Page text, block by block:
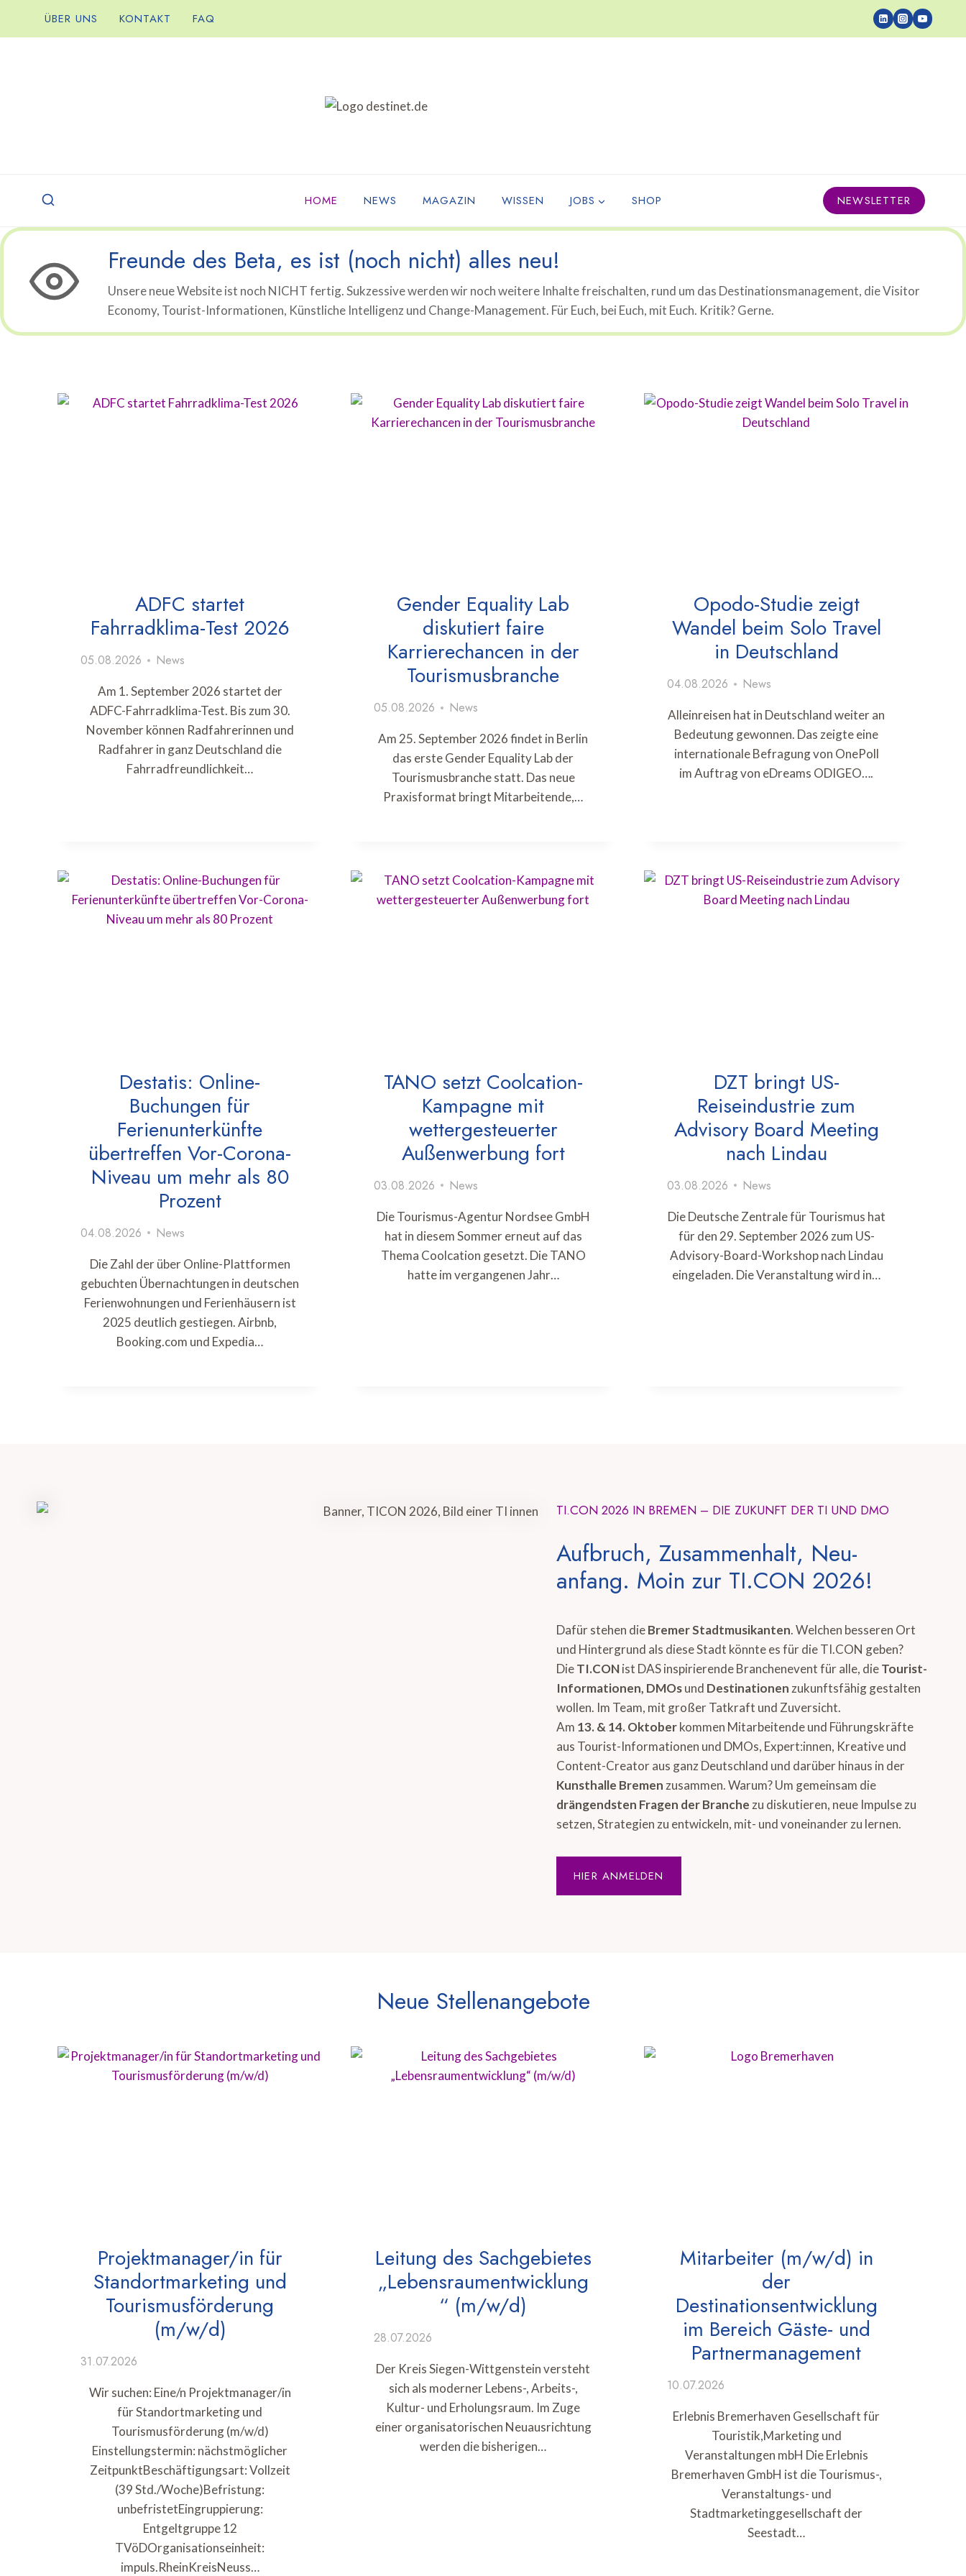
ÜBER UNS KONTAKT FAQ
HOME NEWS MAGAZIN WISSEN JOBS SHOP NEWSLETTER
Freunde des Beta, es ist (noch nicht) alles neu!
Unsere neue Website ist noch NICHT fertig. Sukzessive werden wir noch weitere Inhalte freischalten, rund um das Destinationsmanagement, die Visitor
Economy, Tourist-Informationen, Künstliche Intelligenz und Change-Management. Für Euch, bei Euch, mit Euch. Kritik? Gerne.
ADFC startet
Fahrradklima-Test 2026
05.08.2026 News
Am 1. September 2026 startet der
ADFC-Fahrradklima-Test. Bis zum 30.
November können Radfahrerinnen und
Radfahrer in ganz Deutschland die
Fahrradfreundlichkeit…
Gender Equality Lab
diskutiert faire
Karrierechancen in der
Tourismusbranche
05.08.2026 News
Am 25. September 2026 findet in Berlin
das erste Gender Equality Lab der
Tourismusbranche statt. Das neue
Praxisformat bringt Mitarbeitende,…
Opodo-Studie zeigt
Wandel beim Solo Travel
in Deutschland
04.08.2026 News
Alleinreisen hat in Deutschland weiter an
Bedeutung gewonnen. Das zeigte eine
internationale Befragung von OnePoll
im Auftrag von eDreams ODIGEO….
Destatis: Online-
Buchungen für
Ferienunterkünfte
übertreffen Vor-Corona-
Niveau um mehr als 80
Prozent
04.08.2026 News
Die Zahl der über Online-Plattformen
gebuchten Übernachtungen in deutschen
Ferienwohnungen und Ferienhäusern ist
2025 deutlich gestiegen. Airbnb,
Booking.com und Expedia…
TANO setzt Coolcation-
Kampagne mit
wettergesteuerter
Außenwerbung fort
03.08.2026 News
Die Tourismus-Agentur Nordsee GmbH
hat in diesem Sommer erneut auf das
Thema Coolcation gesetzt. Die TANO
hatte im vergangenen Jahr…
DZT bringt US-
Reiseindustrie zum
Advisory Board Meeting
nach Lindau
03.08.2026 News
Die Deutsche Zentrale für Tourismus hat
für den 29. September 2026 zum US-
Advisory-Board-Workshop nach Lindau
eingeladen. Die Veranstaltung wird in…
TI.CON 2026 IN BREMEN – DIE ZUKUNFT DER TI UND DMO
Aufbruch, Zusammenhalt, Neu-
anfang. Moin zur TI.CON 2026!
Dafür stehen dieBremer Stadtmusikanten. Welchen besseren Ort
und Hintergrund als diese Stadt könnte es für die TI.CON geben?
DieTI.CONist DAS inspirierende Branchenevent für alle, dieTourist-
Informationen, DMOsund Destinationen zukunftsfähig gestalten
wollen. Im Team, mit großer Tatkraft und Zuversicht.
Am 13. & 14. Oktoberkommen Mitarbeitende und Führungskräfte
aus Tourist-Informationen und DMOs, Expert:innen, Kreative und
Content-Creator aus ganz Deutschland und darüber hinaus in der
Kunsthalle Bremen zusammen. Warum? Um gemeinsam die
drängendsten Fragen der Branche zu diskutieren, neue Impulse zu
setzen, Strategien zu entwickeln, mit- und voneinander zu lernen.
HIER ANMELDEN
Neue Stellenangebote
Projektmanager/in für
Standortmarketing und
Tourismusförderung
(m/w/d)
31.07.2026
Wir suchen: Eine/n Projektmanager/in
für Standortmarketing und
Tourismusförderung (m/w/d)
Einstellungstermin: nächstmöglicher
ZeitpunktBeschäftigungsart: Vollzeit
(39 Std./Woche)Befristung:
unbefristetEingruppierung:
Entgeltgruppe 12
TVöDOrganisationseinheit:
impuls.RheinKreisNeuss…
Leitung des Sachgebietes
„Lebensraumentwicklung
“ (m/w/d)
28.07.2026
Der Kreis Siegen-Wittgenstein versteht
sich als moderner Lebens-, Arbeits-,
Kultur- und Erholungsraum. Im Zuge
einer organisatorischen Neuausrichtung
werden die bisherigen…
Mitarbeiter (m/w/d) in
der
Destinationsentwicklung
im Bereich Gäste- und
Partnermanagement
10.07.2026
Erlebnis Bremerhaven Gesellschaft für
Touristik,Marketing und
Veranstaltungen mbH Die Erlebnis
Bremerhaven GmbH ist die Tourismus-,
Veranstaltungs- und
Stadtmarketinggesellschaft der
Seestadt…